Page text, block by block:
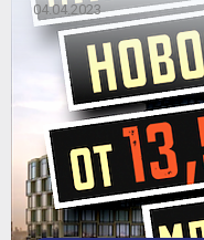
04.04.2023